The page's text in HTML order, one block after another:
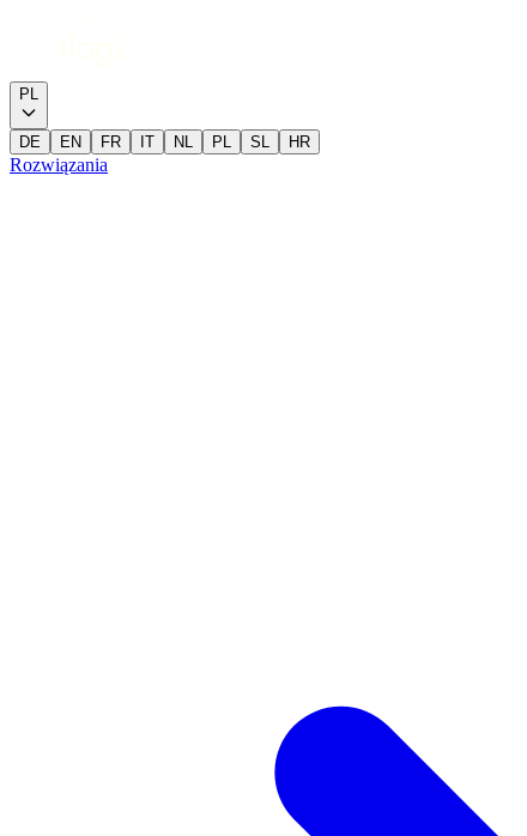
PL
DE EN FR IT NL PL SL HR
Rozwiązania